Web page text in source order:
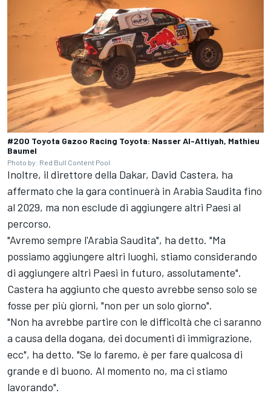
#200 Toyota Gazoo Racing Toyota: Nasser Al-Attiyah, Mathieu
Baumel
Photo by: Red Bull Content Pool
Inoltre, il direttore della Dakar, David Castera, ha
affermato che la gara continuerà in Arabia Saudita fino
al 2029, ma non esclude di aggiungere altri Paesi al
percorso.
"Avremo sempre l'Arabia Saudita", ha detto. "Ma
possiamo aggiungere altri luoghi, stiamo considerando
di aggiungere altri Paesi in futuro, assolutamente".
Castera ha aggiunto che questo avrebbe senso solo se
fosse per più giorni, "non per un solo giorno".
"Non ha avrebbe partire con le difficoltà che ci saranno
a causa della dogana, dei documenti di immigrazione,
ecc", ha detto. "Se lo faremo, è per fare qualcosa di
grande e di buono. Al momento no, ma ci stiamo
lavorando".